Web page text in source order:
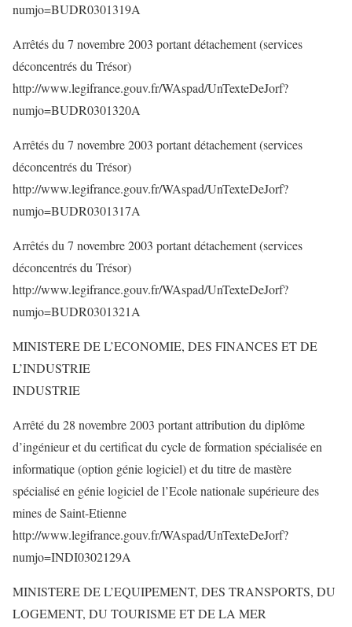
numjo=BUDR0301319A
Arrêtés du 7 novembre 2003 portant détachement (services
déconcentrés du Trésor)
http://www.legifrance.gouv.fr/WAspad/UnTexteDeJorf?
numjo=BUDR0301320A
Arrêtés du 7 novembre 2003 portant détachement (services
déconcentrés du Trésor)
http://www.legifrance.gouv.fr/WAspad/UnTexteDeJorf?
numjo=BUDR0301317A
Arrêtés du 7 novembre 2003 portant détachement (services
déconcentrés du Trésor)
http://www.legifrance.gouv.fr/WAspad/UnTexteDeJorf?
numjo=BUDR0301321A
MINISTERE DE L’ECONOMIE, DES FINANCES ET DE
L’INDUSTRIE
INDUSTRIE
Arrêté du 28 novembre 2003 portant attribution du diplôme
d’ingénieur et du certificat du cycle de formation spécialisée en
informatique (option génie logiciel) et du titre de mastère
spécialisé en génie logiciel de l’Ecole nationale supérieure des
mines de Saint-Etienne
http://www.legifrance.gouv.fr/WAspad/UnTexteDeJorf?
numjo=INDI0302129A
MINISTERE DE L’EQUIPEMENT, DES TRANSPORTS, DU
LOGEMENT, DU TOURISME ET DE LA MER